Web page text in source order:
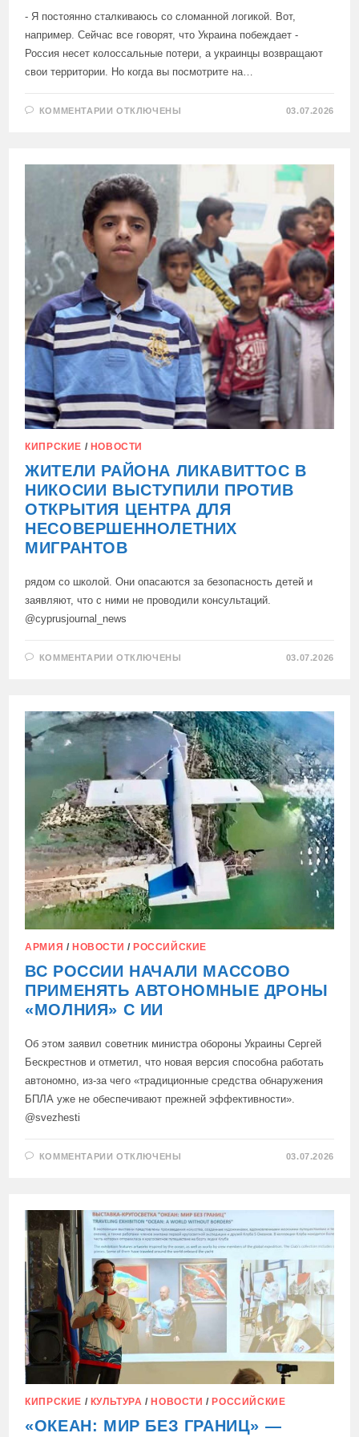
- Я постоянно сталкиваюсь со сломанной логикой. Вот,
например. Сейчас все говорят, что Украина побеждает -
Россия несет колоссальные потери, а украинцы возвращают
свои территории. Но когда вы посмотрите на…
КОММЕНТАРИИ К
ПОЛИТОЛОГ-
МЕЖДУНАРОДНИК
ДЖОН
МИРШАЙМЕР:
ОТКЛЮЧЕНЫ 03.07.2026
КИПРСКИЕ / НОВОСТИ
ЖИТЕЛИ РАЙОНА ЛИКАВИТТОС В
НИКОСИИ ВЫСТУПИЛИ ПРОТИВ
ОТКРЫТИЯ ЦЕНТРА ДЛЯ
НЕСОВЕРШЕННОЛЕТНИХ
МИГРАНТОВ
рядом со школой. Они опасаются за безопасность детей и
заявляют, что с ними не проводили консультаций.
@cyprusjournal_news
КОММЕНТАРИИ К
В
НИКОСИИ
ВЫСТУПИЛИ
ПРОТИВ
ОТКРЫТИЯ
ЦЕНТРА
ДЛЯ
НЕСОВЕРШЕННОЛЕТНИХ
МИГРАНТОВ
ОТКЛЮЧЕНЫ 03.07.2026
АРМИЯ /НОВОСТИ /РОССИЙСКИЕ
ВС РОССИИ НАЧАЛИ МАССОВО
ПРИМЕНЯТЬ АВТОНОМНЫЕ ДРОНЫ
«МОЛНИЯ» С ИИ
Об этом заявил советник министра обороны Украины Сергей
Бескрестнов и отметил, что новая версия способна работать
автономно, из-за чего «традиционные средства обнаружения
БПЛА уже не обеспечивают прежней эффективности».
@svezhesti
КОММЕНТАРИИ К
МАССОВО
ПРИМЕНЯТЬ
АВТОНОМНЫЕ
ДРОНЫ
«МОЛНИЯ»
С
ИИ
ОТКЛЮЧЕНЫ 03.07.2026
КИПРСКИЕ / КУЛЬТУРА /НОВОСТИ /РОССИЙСКИЕ
«ОКЕАН: МИР БЕЗ ГРАНИЦ» —